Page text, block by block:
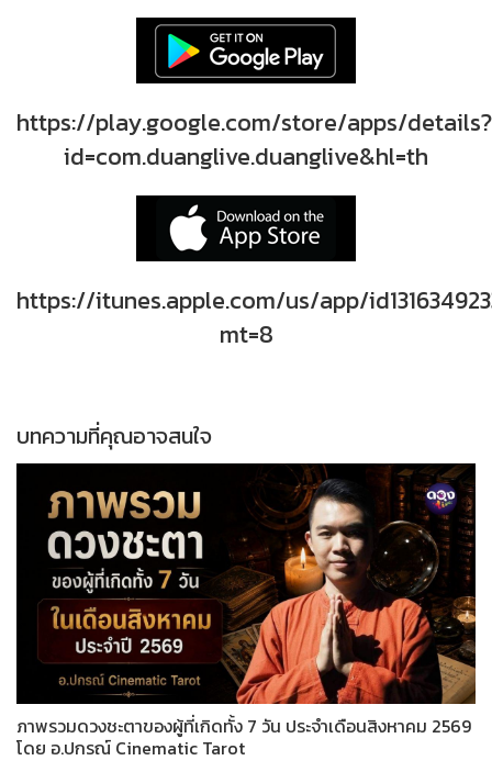
https://play.google.com/store/apps/details?
id=com.duanglive.duanglive&hl=th
https://itunes.apple.com/us/app/
mt=8
บทความที่คุณอาจสนใจ
ภาพรวมดวงชะตาของผู้ที่เกิดทั้ง 7 วัน ประจำเดือนสิงหาคม 2569
โดย อ.ปกรณ์ Cinematic Tarot